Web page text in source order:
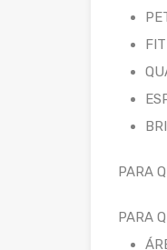
PARA
PARA